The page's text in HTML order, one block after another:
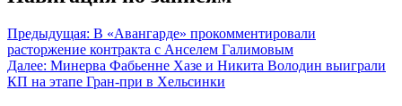
Предыдущая: В «Авангарде» прокомментировали
расторжение контракта с Анселем Галимовым
Далее: Минерва Фабьенне Хазе и Никита Володин выиграли
КП на этапе Гран-при в Хельсинки